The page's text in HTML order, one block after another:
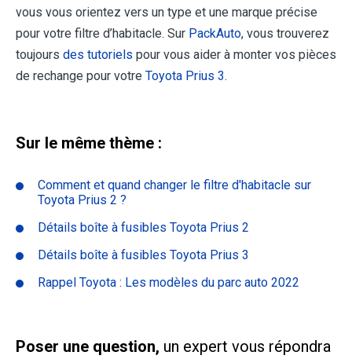
vous vous orientez vers un type et une marque précise
pour votre filtre d’habitacle. Sur PackAuto, vous trouverez
toujours des tutoriels pour vous aider à monter vos pièces
de rechange pour votre Toyota Prius 3.
Sur le même thème :
Comment et quand changer le filtre d'habitacle sur
Toyota Prius 2 ?
Détails boîte à fusibles Toyota Prius 2
Détails boîte à fusibles Toyota Prius 3
Rappel Toyota : Les modèles du parc auto 2022
Poser une question, un expert vous répondra